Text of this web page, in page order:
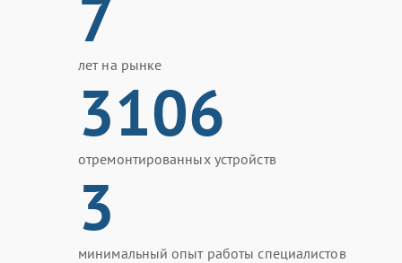
7
лет на рынке
3106
отремонтированных устройств
3
минимальный опыт работы специалистов